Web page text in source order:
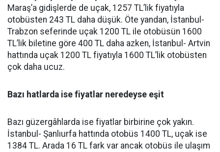
Maraş’a gidişlerde de uçak, 1257 TL’lik fiyatıyla
otobüsten 243 TL daha düşük. Öte yandan, İstanbul-
Trabzon seferinde uçak 1200 TL ile otobüsün 1600
TL’lik biletine göre 400 TL daha azken, İstanbul- Artvin
hattında uçak 1200 TL fiyatıyla 1600 TL’lik otobüsten
çok daha ucuz.
Bazı hatlarda ise fiyatlar neredeyse eşit
Bazı güzergâhlarda ise fiyatlar birbirine çok yakın.
İstanbul- Şanlıurfa hattında otobüs 1400 TL, uçak ise
1384 TL. Arada 16 TL fark var ancak otobüs ile ulaşım